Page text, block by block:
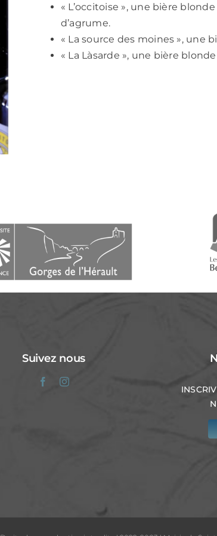
« L’occitoise », une bière
d’agrume.
« La source des moines », une
« La Làsarde », une bière
Suivez nous